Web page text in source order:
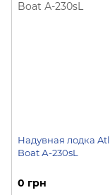
Надувная лодка
Boat А-230sL
0 грн